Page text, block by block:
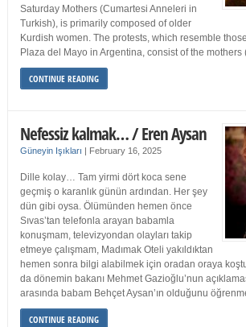
Saturday Mothers (Cumartesi Anneleri in
Turkish), is primarily composed of older
Kurdish women. The protests, which resemble
Plaza del Mayo in Argentina, consist of the
CONTINUE READING
Nefessiz kalmak… / Eren Aysan
Güneyin Işıkları | February 16, 2025
Dille kolay… Tam yirmi dört koca sene
geçmiş o karanlık günün ardından. Her şey
dün gibi oysa. Ölümünden hemen önce
Sıvas’tan telefonla arayan babamla
konuşmam, televizyondan olayları takip
etmeye çalışmam, Madımak Oteli yakıldıktan
hemen sonra bilgi alabilmek için oradan oraya
da dönemin bakanı Mehmet Gazioğlu’nun
arasında babam Behçet Aysan’ın olduğunu
CONTINUE READING